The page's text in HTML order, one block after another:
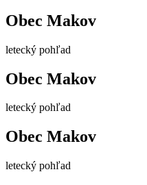
Obec Makov
letecký pohľad
Obec Makov
letecký pohľad
Obec Makov
letecký pohľad